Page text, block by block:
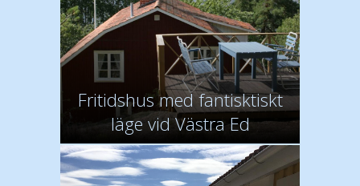
Fritidshus med fantisktiskt
läge vid Västra Ed